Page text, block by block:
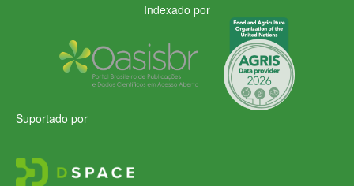
Indexado por
Suportado por